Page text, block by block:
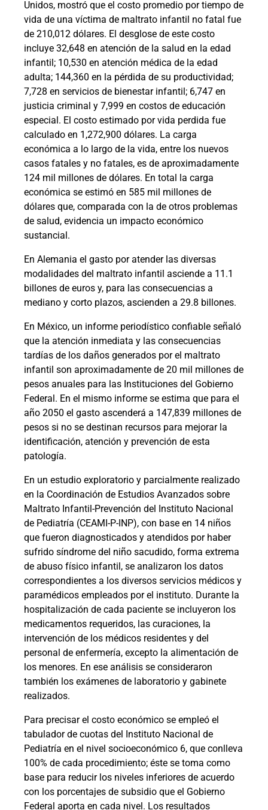
Unidos, mostró que el costo promedio por tiempo de
vida de una víctima de maltrato infantil no fatal fue
de 210,012 dólares. El desglose de este costo
incluye 32,648 en atención de la salud en la edad
infantil; 10,530 en atención médica de la edad
adulta; 144,360 en la pérdida de su productividad;
7,728 en servicios de bienestar infantil; 6,747 en
justicia criminal y 7,999 en costos de educación
especial. El costo estimado por vida perdida fue
calculado en 1,272,900 dólares. La carga
económica a lo largo de la vida, entre los nuevos
casos fatales y no fatales, es de aproximadamente
124 mil millones de dólares. En total la carga
económica se estimó en 585 mil millones de
dólares que, comparada con la de otros problemas
de salud, evidencia un impacto económico
sustancial.
En Alemania el gasto por atender las diversas
modalidades del maltrato infantil asciende a 11.1
billones de euros y, para las consecuencias a
mediano y corto plazos, ascienden a 29.8 billones.
En México, un informe periodístico confiable señaló
que la atención inmediata y las consecuencias
tardías de los daños generados por el maltrato
infantil son aproximadamente de 20 mil millones de
pesos anuales para las Instituciones del Gobierno
Federal. En el mismo informe se estima que para el
año 2050 el gasto ascenderá a 147,839 millones de
pesos si no se destinan recursos para mejorar la
identificación, atención y prevención de esta
patología.
En un estudio exploratorio y parcialmente realizado
en la Coordinación de Estudios Avanzados sobre
Maltrato Infantil-Prevención del Instituto Nacional
de Pediatría (CEAMI-P-INP), con base en 14 niños
que fueron diagnosticados y atendidos por haber
sufrido síndrome del niño sacudido, forma extrema
de abuso físico infantil, se analizaron los datos
correspondientes a los diversos servicios médicos y
paramédicos empleados por el instituto. Durante la
hospitalización de cada paciente se incluyeron los
medicamentos requeridos, las curaciones, la
intervención de los médicos residentes y del
personal de enfermería, excepto la alimentación de
los menores. En ese análisis se consideraron
también los exámenes de laboratorio y gabinete
realizados.
Para precisar el costo económico se empleó el
tabulador de cuotas del Instituto Nacional de
Pediatría en el nivel socioeconómico 6, que conlleva
100% de cada procedimiento; éste se toma como
base para reducir los niveles inferiores de acuerdo
con los porcentajes de subsidio que el Gobierno
Federal aporta en cada nivel. Los resultados